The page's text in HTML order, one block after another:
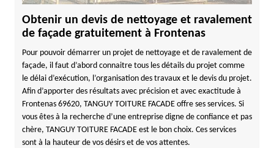
Obtenir un devis de nettoyage et ravalement
de façade gratuitement à Frontenas
Pour pouvoir démarrer un projet de nettoyage et de ravalement de
façade, il faut d’abord connaitre tous les détails du projet comme
le délai d’exécution, l’organisation des travaux et le devis du projet.
Afin d’apporter des résultats avec précision et avec exactitude à
Frontenas 69620, TANGUY TOITURE FACADE offre ses services. Si
vous êtes à la recherche d’une entreprise digne de confiance et pas
chère, TANGUY TOITURE FACADE est le bon choix. Ces services
sont à la hauteur de vos désirs et de vos attentes.